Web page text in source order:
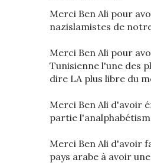
Merci Ben Ali pour
nazislamistes de
Merci Ben Ali pour
Tunisienne l'une des
dire LA plus libre du
Merci Ben Ali d'avoir
partie
Merci Ben Ali d'avoir
pays arabe à avoir